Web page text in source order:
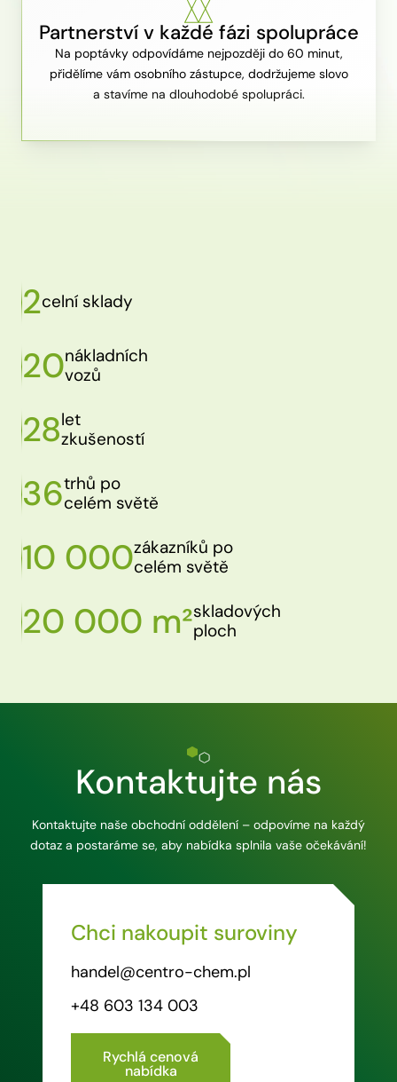
Partnerství v každé fázi spolupráce
Na poptávky odpovídáme nejpozději do 60 minut,
přidělíme vám osobního zástupce, dodržujeme slovo
a stavíme na dlouhodobé spolupráci.
2celní sklady
20nákladních
vozů
28let
zkušeností
36trhů po
celém světě
10 000zákazníků po
celém světě
20 000 m²skladových
ploch
Kontaktujte nás
Kontaktujte naše obchodní oddělení – odpovíme na každý
dotaz a postaráme se, aby nabídka splnila vaše očekávání!
Chci nakoupit suroviny
handel@centro-chem.pl
+48 603 134 003
Rychlá cenová
nabídka